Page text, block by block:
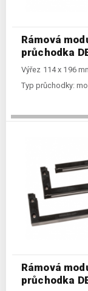
Rámová
průchodka
Výřez 114 x 196
Typ průchodky:
Rámová
průchodka